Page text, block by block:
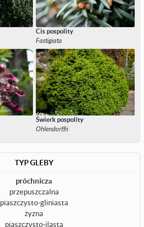
Cis pospolity
Fastigiata
Świerk pospolity
Ohlendorffii
TYP GLEBY
próchnicza
przepuszczalna
piaszczysto-gliniasta
żyzna
piaszczysto-ilasta